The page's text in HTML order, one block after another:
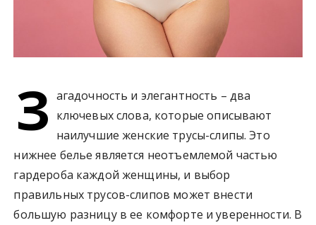
З агадочность и элегантность – два
ключевых слова, которые описывают
наилучшие женские трусы-слипы. Это
нижнее белье является неотъемлемой частью
гардероба каждой женщины, и выбор
правильных трусов-слипов может внести
большую разницу в ее комфорте и уверенности. В